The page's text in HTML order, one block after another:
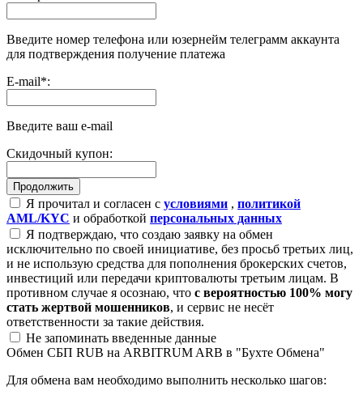
Введите номер телефона или юзернейм телеграмм аккаунта
для подтверждения получение платежа
E-mail*:
Введите ваш e-mail
Скидочный купон:
Я прочитал и согласен с условиями , политикой
AML/KYC и обработкой персональных данных
Я подтверждаю, что создаю заявку на обмен
исключительно по своей инициативе, без просьб третьих лиц,
и не использую средства для пополнения брокерских счетов,
инвестиций или передачи криптовалюты третьим лицам. В
противном случае я осознаю, что с вероятностью 100% могу
стать жертвой мошенников, и сервис не несёт
ответственности за такие действия.
Не запоминать введенные данные
Обмен СБП RUB на ARBITRUM ARB в "Бухте Обмена"
Для обмена вам необходимо выполнить несколько шагов: